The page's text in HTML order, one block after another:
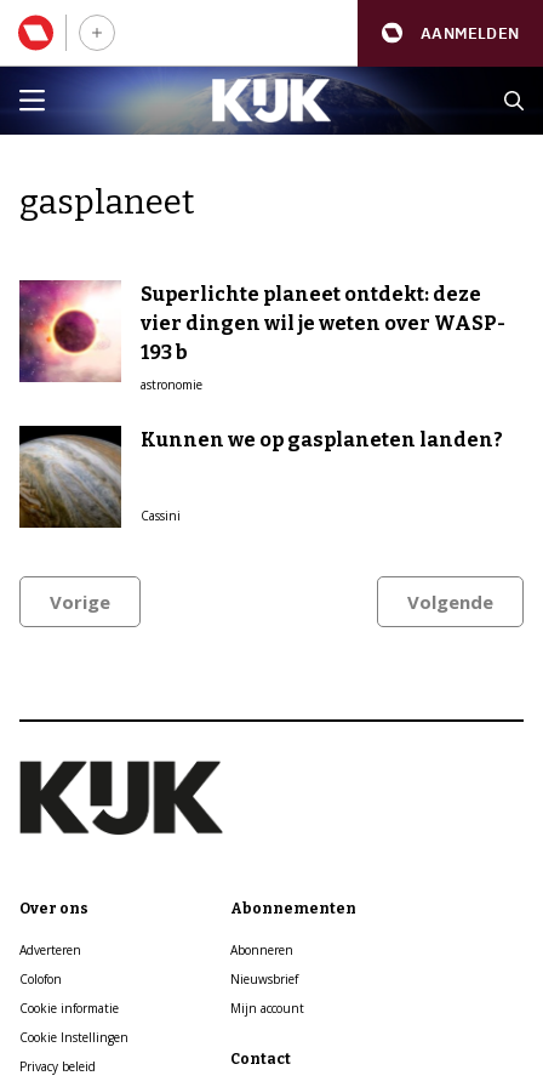
AANMELDEN
gasplaneet
Superlichte planeet ontdekt: deze
vier dingen wil je weten over WASP-
193 b
astronomie
Kunnen we op gasplaneten landen?
Cassini
Vorige Volgende
Over ons
Adverteren
Colofon
Cookie informatie
Cookie Instellingen
Privacy beleid
Abonnementen
Abonneren
Nieuwsbrief
Mijn account
Contact